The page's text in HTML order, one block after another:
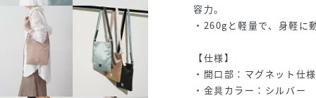
容力。
・260gと軽量で、身軽に
【仕様】
・開口部：マグネット仕様
・金具カラー：シルバー